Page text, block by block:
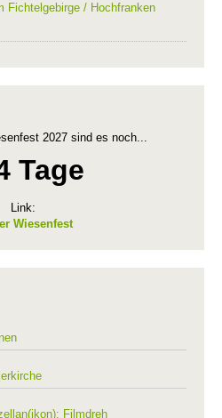
Fichtelgebirge / Hochfranken
2027 sind es noch...
Tage
Link:
Wiesenfest
Filmdreh